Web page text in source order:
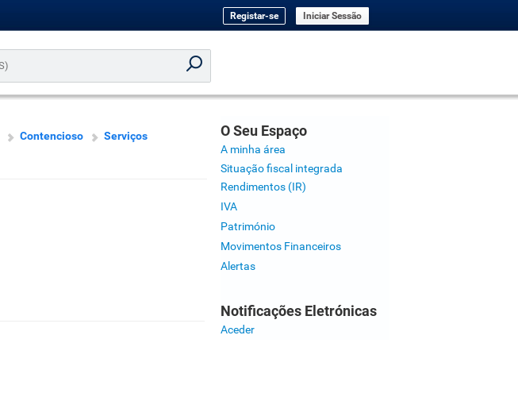
Registar-se Iniciar Sessão
Contencioso
Serviços
O Seu Espaço
A minha área
Situação fiscal integrada
Rendimentos (IR)
IVA
Património
Movimentos Financeiros
Alertas
Notificações Eletrónicas
Aceder